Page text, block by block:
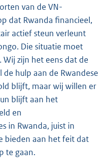
van de VN-
dat Rwanda financieel,
actief steun verleunt
Die situatie moet
zijn het eens dat de
hulp aan de Rwandese
blijft, maar wij willen er
blijft aan het
en
in Rwanda, juist in
bieden aan het feit dat
te gaan.